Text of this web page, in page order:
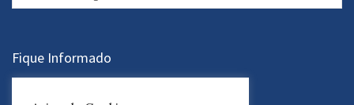
conteúdo
Fique Informado